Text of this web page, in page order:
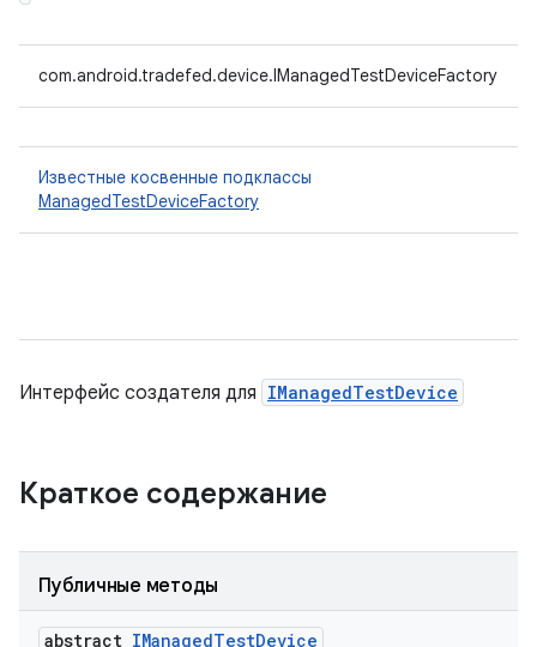
com.android.tradefed.device.IManagedTestDeviceFactory
Известные косвенные подклассы
ManagedTestDeviceFactory
Интерфейс создателя для IManagedTestDevice
Краткое содержание
Публичные методы
abstract IManagedTestDevice